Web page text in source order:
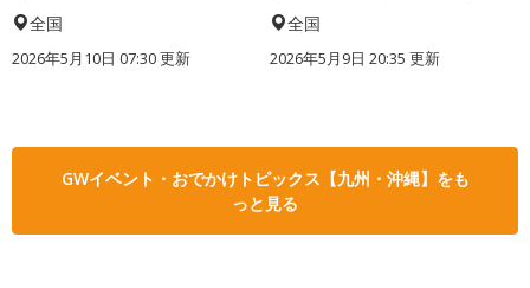
全国
2026年5月10日 07:30 更新
全国
2026年5月9日 20:35 更新
GWイベント・おでかけトピックス【九州・沖縄】をも
っと見る